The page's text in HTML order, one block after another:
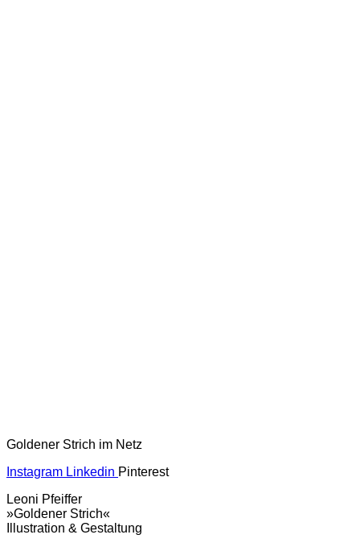
Goldener Strich im Netz
Instagram Linkedin Pinterest
Leoni Pfeiffer
»Goldener Strich«
Illustration & Gestaltung